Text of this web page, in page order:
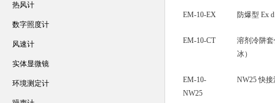
EM-10-EX 防爆型 Ex
EM-10-CT
溶剂冷阱
冰）
EM-10-
NW25
NW25 快
热风计
数字照度计
风速计
实体显微镜
环境测定计